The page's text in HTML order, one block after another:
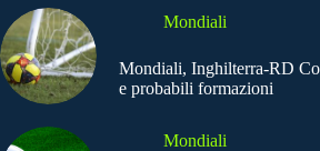
Mondiali
Mondiali, Inghilterra-RD
e probabili formazioni
Mondiali